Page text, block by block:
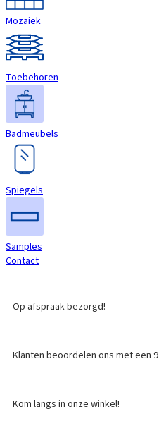
Mozaiek
Toebehoren
Badmeubels
Spiegels
Samples
Contact
Op afspraak bezorgd!
Klanten beoordelen ons met een 9
Kom langs in onze winkel!